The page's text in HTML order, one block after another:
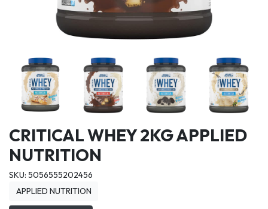
CRITICAL WHEY 2KG APPLIED
NUTRITION
SKU: 5056555202456
APPLIED NUTRITION